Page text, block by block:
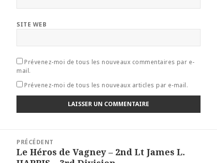
SITE WEB
Prévenez-moi de tous les nouveaux commentaires par e-
mail.
Prévenez-moi de tous les nouveaux articles par e-mail.
l’article
PRÉCÉDENT
Article
Le Héros de Vagney – 2nd Lt James L.